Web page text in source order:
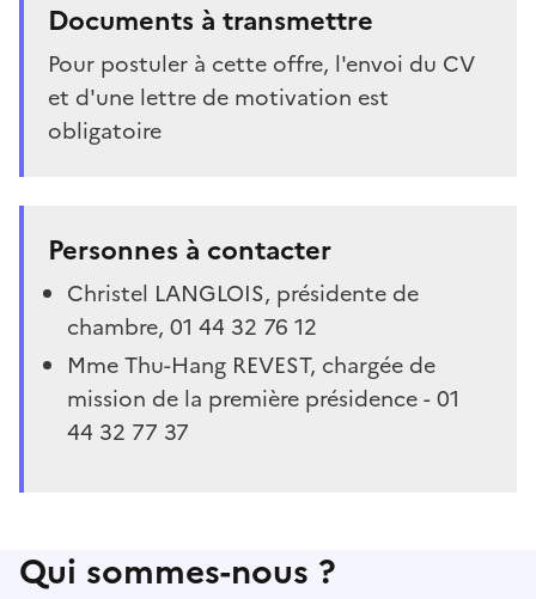
Documents à transmettre
Pour postuler à cette offre, l'envoi du CV
et d'une lettre de motivation est
obligatoire
Personnes à contacter
Christel LANGLOIS, présidente de
chambre, 01 44 32 76 12
Mme Thu-Hang REVEST, chargée de
mission de la première présidence - 01
44 32 77 37
Qui sommes-nous ?